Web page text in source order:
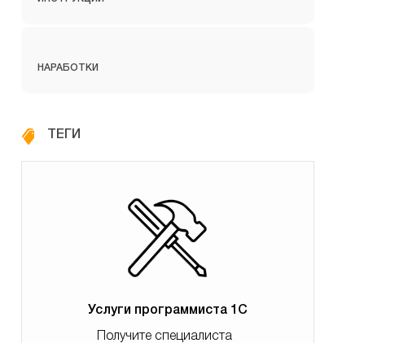
НАРАБОТКИ
ТЕГИ
Услуги программиста 1С
Получите специалиста